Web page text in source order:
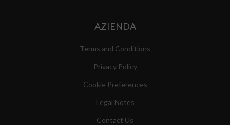
AZIENDA
Terms and Conditions
Privacy Policy
Cookie Preferences
Legal Notes
Contact Us